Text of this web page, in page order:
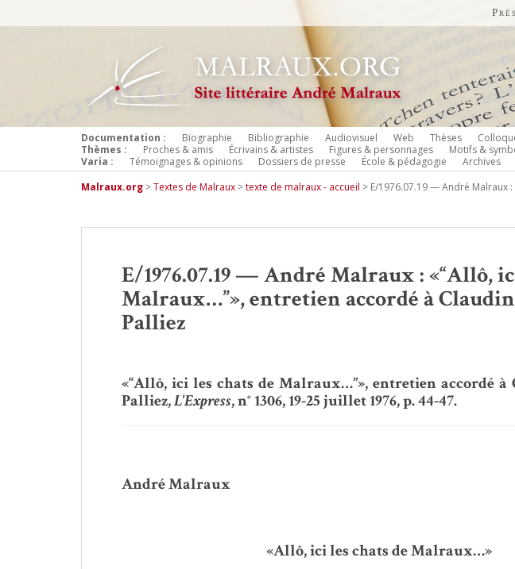
Documentation : Biographie Bibliographie Audiovisuel Web Thèses
Thèmes :
Proches & amis Écrivains & artistes Figures & personnages Motifs &
Varia :
Témoignages & opinions Dossiers de presse École & pédagogie Archives
Malraux.org >Textes de Malraux >texte de malraux - accueil > E/1976.07.19 — André Malraux
E/1976.07.19 — André Malraux : «“Allô,
Malraux…”», entretien accordé à
Palliez
«“Allô, ici les chats de Malraux…”», entretien accordé
Palliez,L'Express, n° 1306, 19-25 juillet 1976, p. 44-47.
André Malraux
«Allô, ici les chats de Malraux…»